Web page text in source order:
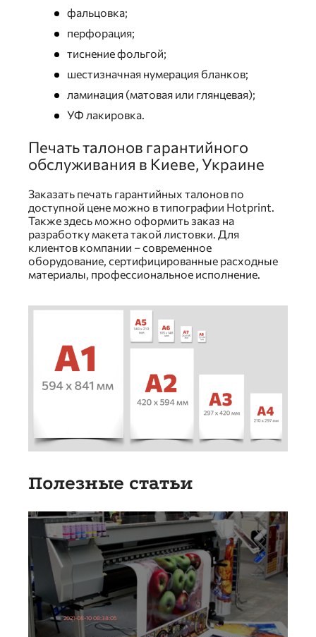
фальцовка;
перфорация;
тиснение фольгой;
шестизначная нумерация бланков;
ламинация (матовая или глянцевая);
УФ лакировка.
Печать талонов гарантийного
обслуживания в Киеве, Украине
Заказать печать гарантийных талонов по
доступной цене можно в типографии Hotprint.
Также здесь можно оформить заказ на
разработку макета такой листовки. Для
клиентов компании – современное
оборудование, сертифицированные расходные
материалы, профессиональное исполнение.
Полезные статьи
2021-08-10 08:38:05